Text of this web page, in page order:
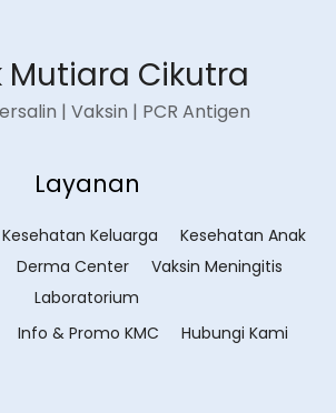
Mutiara Cikutra
| Vaksin | PCR Antigen
Layanan
Kesehatan Keluarga
Kesehatan Anak
Derma Center
Vaksin Meningitis
Laboratorium
Info & Promo KMC Hubungi Kami